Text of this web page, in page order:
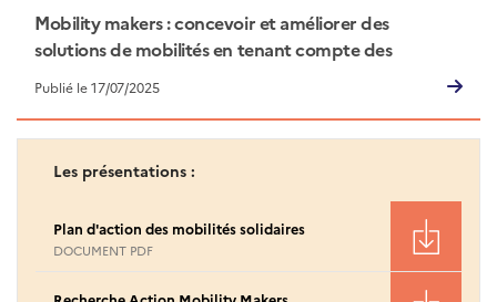
Mobility makers : concevoir et améliorer des
solutions de mobilités en tenant compte des
Publié le 17/07/2025
Les présentations :
Plan d'action des mobilités solidaires
DOCUMENT PDF